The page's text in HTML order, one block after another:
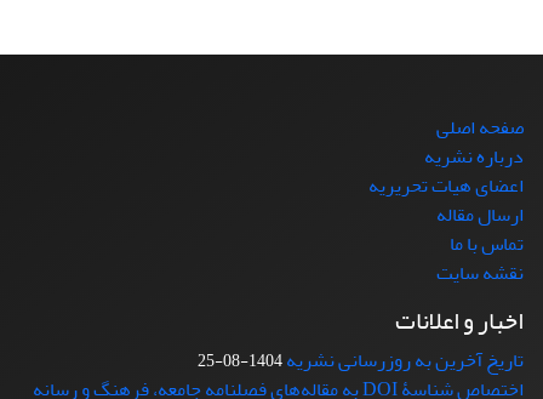
صفحه اصلی
درباره نشریه
اعضای هیات تحریریه
ارسال مقاله
تماس با ما
نقشه سایت
اخبار و اعلانات
تاریخ آخرین به روزرسانی نشریه1404-08-25
اختصاص شناسۀ DOI به مقاله‌های فصلنامه جامعه، فرهنگ و رسانه